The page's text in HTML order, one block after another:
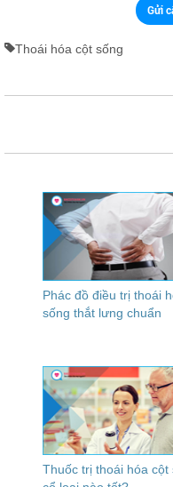
Gửi
Thoái hóa cột sống
Phác đồ điều trị thoái
sống thắt lưng chuẩn
Thuốc trị thoái hóa cột